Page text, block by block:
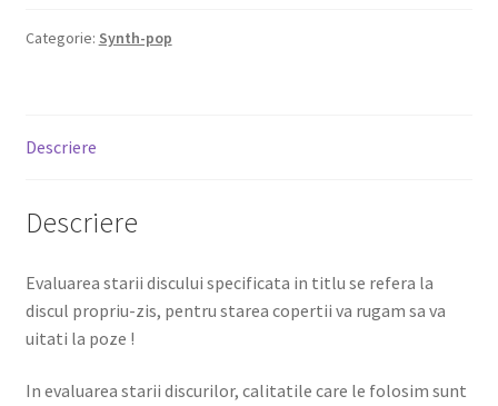
Categorie: Synth-pop
Descriere
Descriere
Evaluarea starii discului specificata in titlu se refera la
discul propriu-zis, pentru starea copertii va rugam sa va
uitati la poze !
In evaluarea starii discurilor, calitatile care le folosim sunt